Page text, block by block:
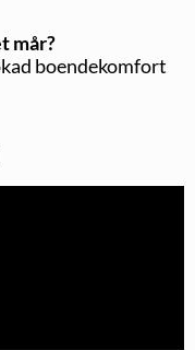
mår?
boendekomfort